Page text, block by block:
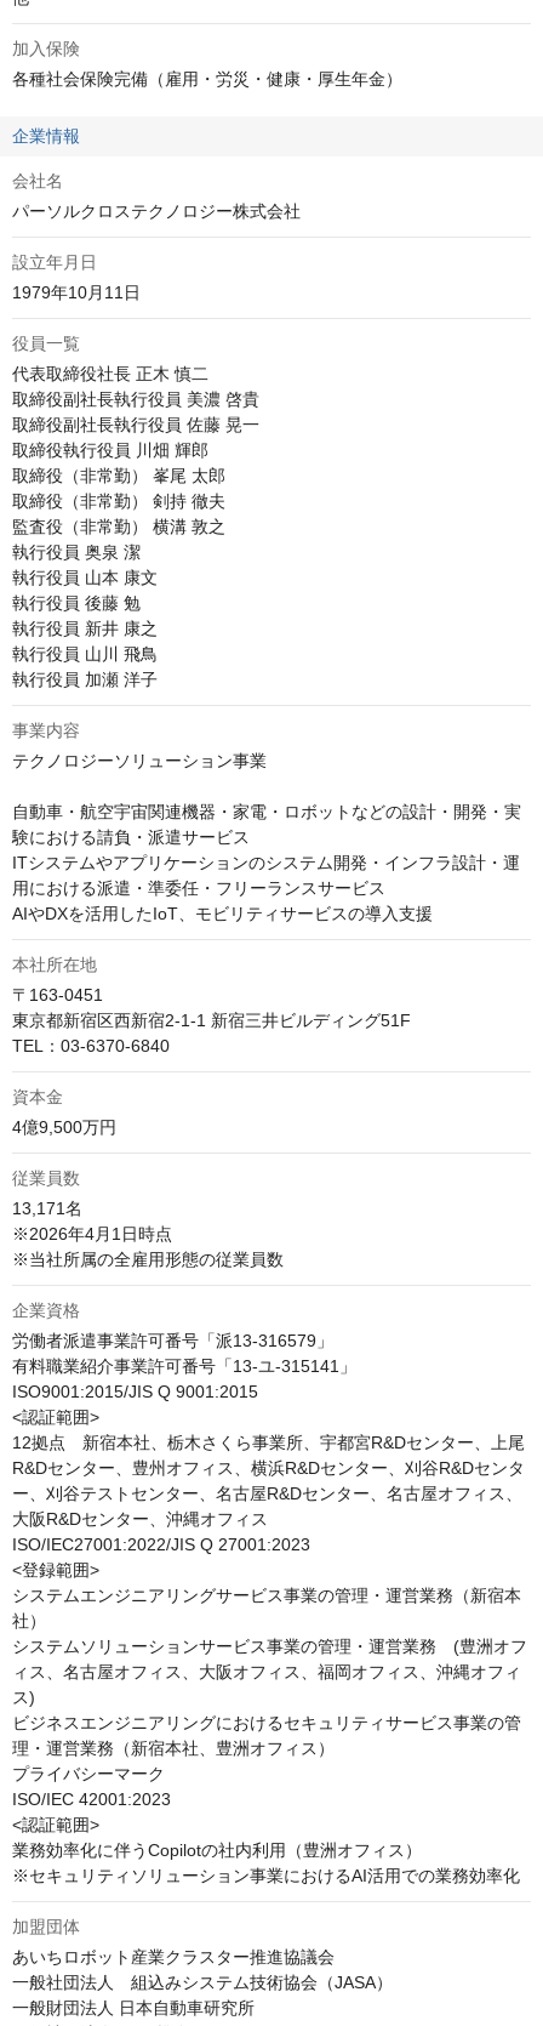
加入保険
各種社会保険完備（雇用・労災・健康・厚生年金）
企業情報
会社名
パーソルクロステクノロジー株式会社
設立年月日
1979年10月11日
役員一覧
代表取締役社長 正木 慎二
取締役副社長執行役員 美濃 啓貴
取締役副社長執行役員 佐藤 晃一
取締役執行役員 川畑 輝郎
取締役（非常勤） 峯尾 太郎
取締役（非常勤） 剣持 徹夫
監査役（非常勤） 横溝 敦之
執行役員 奥泉 潔
執行役員 山本 康文
執行役員 後藤 勉
執行役員 新井 康之
執行役員 山川 飛鳥
執行役員 加瀬 洋子
事業内容
テクノロジーソリューション事業
自動車・航空宇宙関連機器・家電・ロボットなどの設計・開発・実
験における請負・派遣サービス
ITシステムやアプリケーションのシステム開発・インフラ設計・運
用における派遣・準委任・フリーランスサービス
AIやDXを活用したIoT、モビリティサービスの導入支援
本社所在地
〒163-0451
東京都新宿区西新宿2-1-1 新宿三井ビルディング51F
TEL：03-6370-6840
資本金
4億9,500万円
従業員数
13,171名
※2026年4月1日時点
※当社所属の全雇用形態の従業員数
企業資格
労働者派遣事業許可番号「派13-316579」
有料職業紹介事業許可番号「13-ユ-315141」
ISO9001:2015/JIS Q 9001:2015
<認証範囲>
12拠点　新宿本社、栃木さくら事業所、宇都宮R&Dセンター、上尾
R&Dセンター、豊州オフィス、横浜R&Dセンター、刈谷R&Dセンタ
ー、刈谷テストセンター、名古屋R&Dセンター、名古屋オフィス、
大阪R&Dセンター、沖縄オフィス
ISO/IEC27001:2022/JIS Q 27001:2023
<登録範囲>
システムエンジニアリングサービス事業の管理・運営業務（新宿本
社）
システムソリューションサービス事業の管理・運営業務　(豊洲オフ
ィス、名古屋オフィス、大阪オフィス、福岡オフィス、沖縄オフィ
ス)
ビジネスエンジニアリングにおけるセキュリティサービス事業の管
理・運営業務（新宿本社、豊洲オフィス）
プライバシーマーク
ISO/IEC 42001:2023
<認証範囲>
業務効率化に伴うCopilotの社内利用（豊洲オフィス）
※セキュリティソリューション事業におけるAI活用での業務効率化
加盟団体
あいちロボット産業クラスター推進協議会
一般社団法人　組込みシステム技術協会（JASA）
一般財団法人 日本自動車研究所